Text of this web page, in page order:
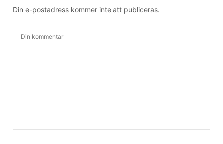
Din e-postadress kommer inte att publiceras.